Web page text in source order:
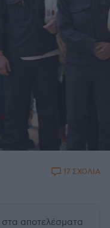
17 ΣΧΟΛΙΑ
στα αποτελέσματα